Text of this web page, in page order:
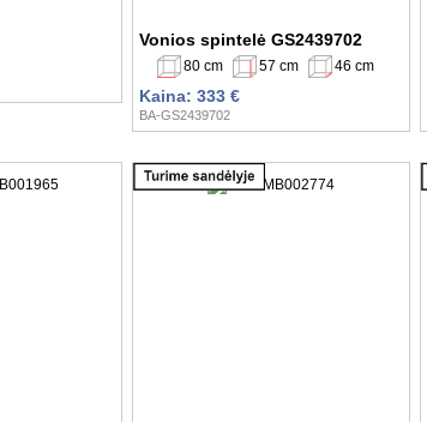
Vonios spintelė GS2439702
80 cm 57 cm 46 cm
Kaina: 333 €
BA-GS2439702